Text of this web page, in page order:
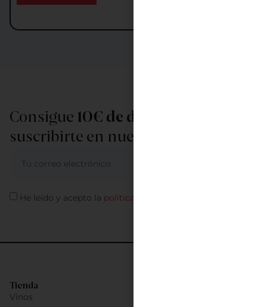
Tienda
Vinos
Consigue 10€ de descuento
suscribirte en nuestra newsletter
He leído y acepto la política de privacidad